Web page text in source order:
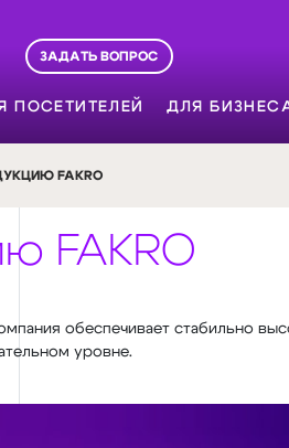
ЗАДАТЬ ВОПРОС
ПОСЕТИТЕЛЕЙ ДЛЯ
FAKRO
FAKRO
обеспечивает стабильно
уровне.